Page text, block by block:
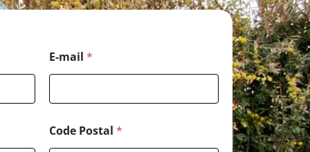
E-mail *
Code Postal *